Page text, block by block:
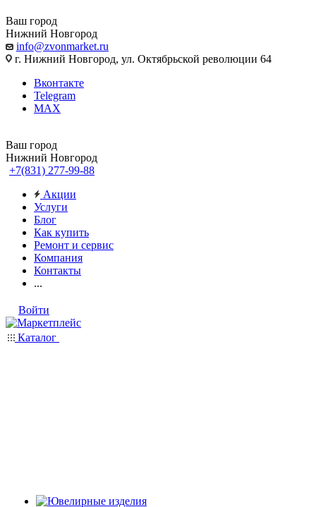
Ваш город
Нижний Новгород
info@zvonmarket.ru
г. Нижний Новгород, ул. Октябрьской революции 64
Вконтакте
Telegram
MAX
Ваш город
Нижний Новгород
+7(831) 277-99-88
Акции
Услуги
Блог
Как купить
Ремонт и сервис
Компания
Контакты
...
Войти
Каталог